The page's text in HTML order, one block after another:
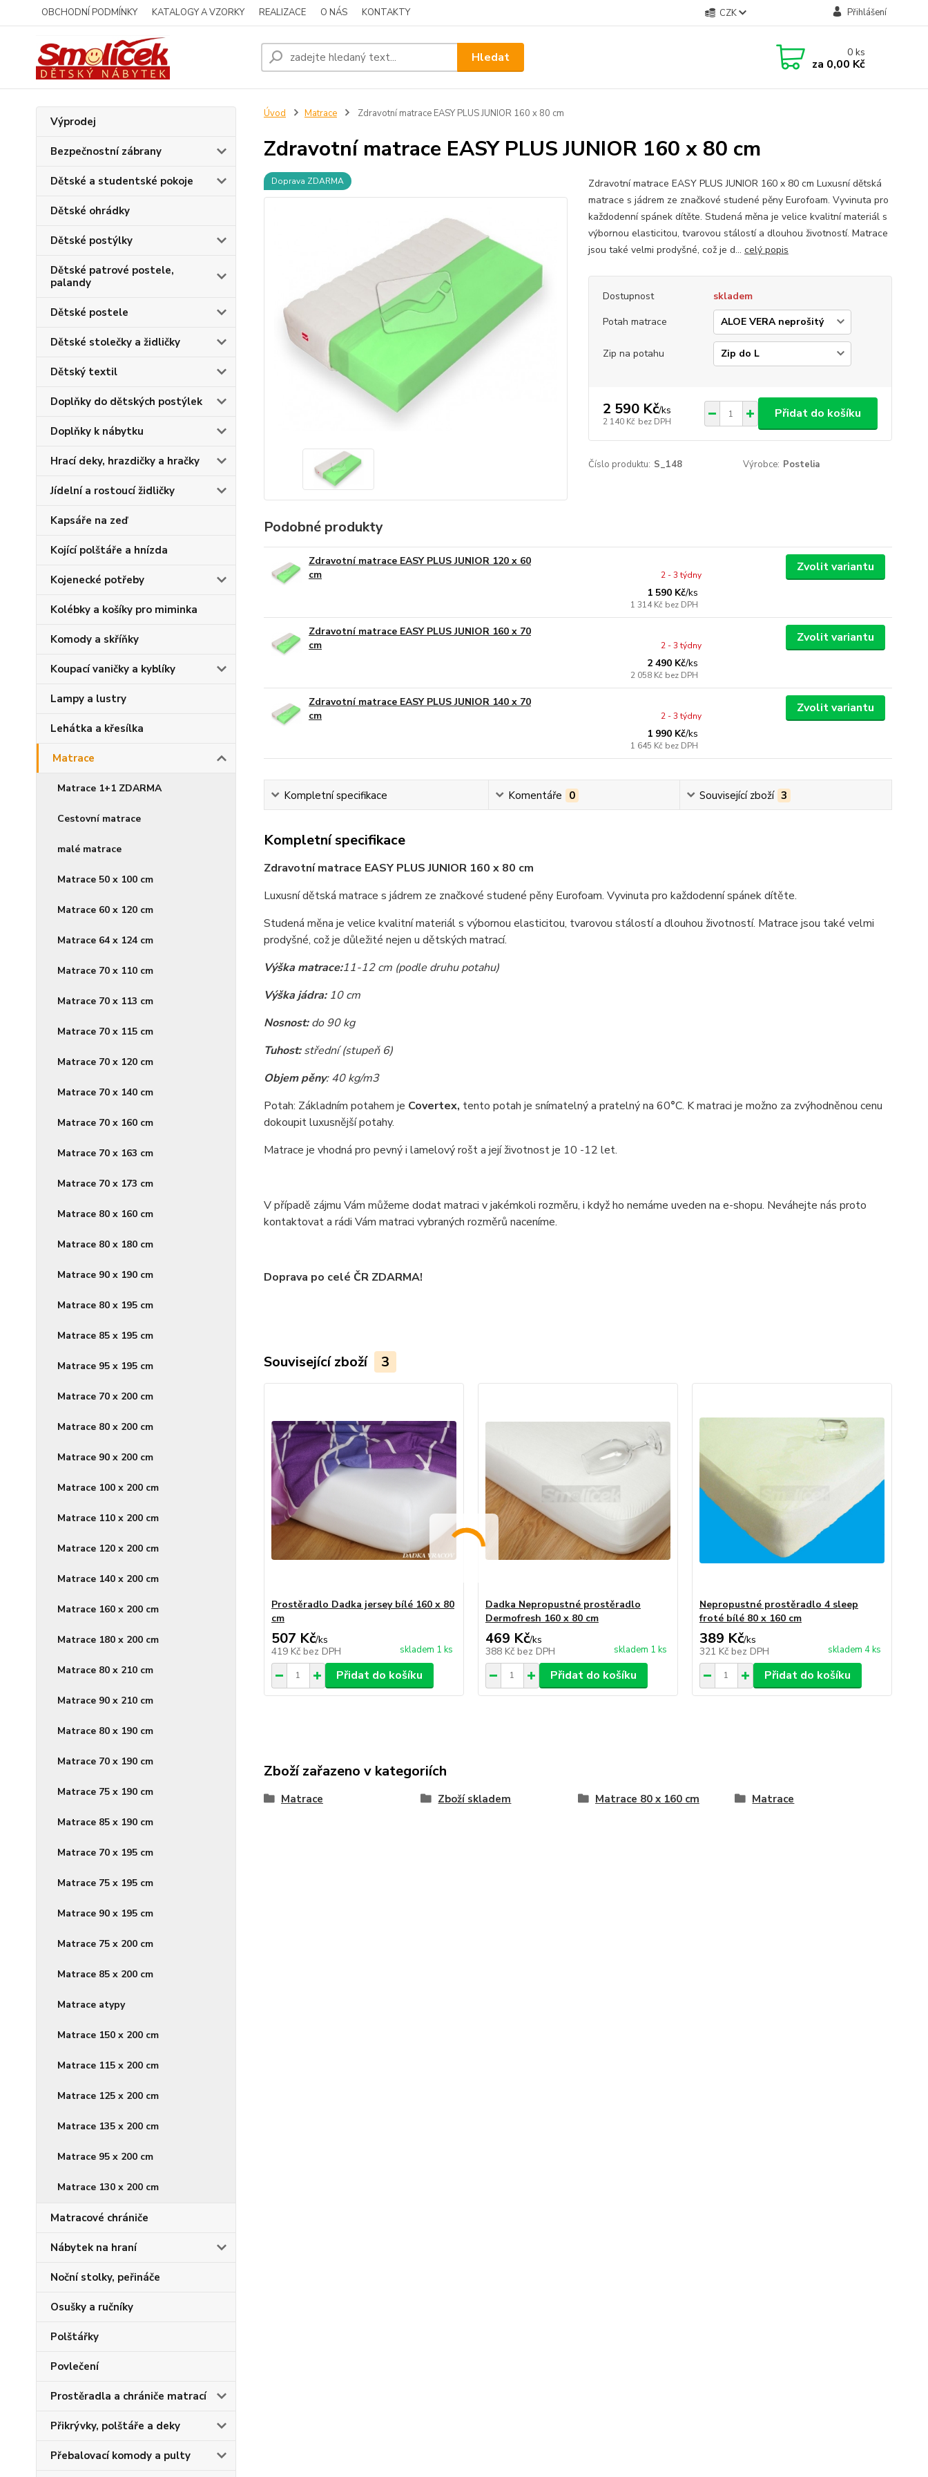
OBCHODNÍ PODMÍNKY KATALOGY A VZORKY REALIZACE O NÁS KONTAKTY CZK Přihlášení
Hledat 0ks
za 0,00 Kč
Výprodej
Bezpečnostní zábrany
Dětské a studentské pokoje
Dětské ohrádky
Dětské postýlky
Dětské patrové postele,
palandy
Dětské postele
Dětské stolečky a židličky
Dětský textil
Doplňky do dětských postýlek
Doplňky k nábytku
Hrací deky, hrazdičky a hračky
Jídelní a rostoucí židličky
Kapsáře na zeď
Kojící polštáře a hnízda
Kojenecké potřeby
Kolébky a košíky pro miminka
Komody a skříňky
Koupací vaničky a kyblíky
Lampy a lustry
Lehátka a křesílka
Matrace
Matrace 1+1 ZDARMA
Cestovní matrace
malé matrace
Matrace 50 x 100 cm
Matrace 60 x 120 cm
Matrace 64 x 124 cm
Matrace 70 x 110 cm
Matrace 70 x 113 cm
Matrace 70 x 115 cm
Matrace 70 x 120 cm
Matrace 70 x 140 cm
Matrace 70 x 160 cm
Matrace 70 x 163 cm
Matrace 70 x 173 cm
Matrace 80 x 160 cm
Matrace 80 x 180 cm
Matrace 90 x 190 cm
Matrace 80 x 195 cm
Matrace 85 x 195 cm
Matrace 95 x 195 cm
Matrace 70 x 200 cm
Matrace 80 x 200 cm
Matrace 90 x 200 cm
Matrace 100 x 200 cm
Matrace 110 x 200 cm
Matrace 120 x 200 cm
Matrace 140 x 200 cm
Matrace 160 x 200 cm
Matrace 180 x 200 cm
Matrace 80 x 210 cm
Matrace 90 x 210 cm
Matrace 80 x 190 cm
Matrace 70 x 190 cm
Matrace 75 x 190 cm
Matrace 85 x 190 cm
Matrace 70 x 195 cm
Matrace 75 x 195 cm
Matrace 90 x 195 cm
Matrace 75 x 200 cm
Matrace 85 x 200 cm
Matrace atypy
Matrace 150 x 200 cm
Matrace 115 x 200 cm
Matrace 125 x 200 cm
Matrace 135 x 200 cm
Matrace 95 x 200 cm
Matrace 130 x 200 cm
Matracové chrániče
Nábytek na hraní
Noční stolky, peřináče
Osušky a ručníky
Polštářky
Povlečení
Prostěradla a chrániče matrací
Přikrývky, polštáře a deky
Přebalovací komody a pulty
Úvod Matrace Zdravotní matrace EASY PLUS JUNIOR 160 x 80 cm
Zdravotní matrace EASY PLUS JUNIOR 160 x 80 cm
Doprava ZDARMA
Zdravotní matrace EASY PLUS JUNIOR 160 x 80 cm Luxusní dětská
matrace s jádrem ze značkové studené pěny Eurofoam. Vyvinuta pro
každodenní spánek dítěte. Studená měna je velice kvalitní materiál s
výbornou elasticitou, tvarovou stálostí a dlouhou životností. Matrace
jsou také velmi prodyšné, což je d... celý popis
Dostupnost
skladem
Potah matrace
Zip na potahu
2 590 Kč/ks
2 140 Kč bez DPH
Přidat do košíku
Číslo produktu: S_148 Výrobce: Postelia
Podobné produkty
Zdravotní matrace EASY PLUS JUNIOR 120 x 60
cm
1 590 Kč/ks
1 314 Kč bez DPH
2 - 3 týdny
Zvolit variantu
Zdravotní matrace EASY PLUS JUNIOR 160 x 70
cm
2 490 Kč/ks
2 058 Kč bez DPH
2 - 3 týdny
Zvolit variantu
Zdravotní matrace EASY PLUS JUNIOR 140 x 70
cm
1 990 Kč/ks
1 645 Kč bez DPH
2 - 3 týdny
Zvolit variantu
Kompletní specifikace Komentáře 0 Související zboží 3
Kompletní specifikace
Zdravotní matrace EASY PLUS JUNIOR 160 x 80 cm
Luxusní dětská matrace s jádrem ze značkové studené pěny Eurofoam. Vyvinuta pro každodenní spánek dítěte.
Studená měna je velice kvalitní materiál s výbornou elasticitou, tvarovou stálostí a dlouhou životností. Matrace jsou také velmi
prodyšné, což je důležité nejen u dětských matrací.
Výška matrace:11-12 cm (podle druhu potahu)
Výška jádra:10 cm
Nosnost:do 90 kg
Tuhost:střední (stupeň 6)
Objem pěny: 40 kg/m3
Potah: Základním potahem je Covertex, tento potah je snímatelný a pratelný na 60°C. K matraci je možno za zvýhodněnou cenu
dokoupit luxusnější potahy.
Matrace je vhodná pro pevný i lamelový rošt a její životnost je 10 -12 let.
V případě zájmu Vám můžeme dodat matraci v jakémkoli rozměru, i když ho nemáme uveden na e-shopu. Neváhejte nás proto
kontaktovat a rádi Vám matraci vybraných rozměrů naceníme.
Doprava po celé ČR ZDARMA!
Související zboží 3
Prostěradlo Dadka jersey bílé 160 x 80
cm
507 Kč/ks
419 Kč bez DPH skladem 1 ks
Přidat do košíku
Dadka Nepropustné prostěradlo
Dermofresh 160 x 80 cm
469 Kč/ks
388 Kč bez DPH skladem 1 ks
Přidat do košíku
Nepropustné prostěradlo 4 sleep
froté bílé 80 x 160 cm
389 Kč/ks
321 Kč bez DPH skladem 4 ks
Přidat do košíku
Zboží zařazeno v kategoriích
Matrace Zboží skladem Matrace 80 x 160 cm Matrace